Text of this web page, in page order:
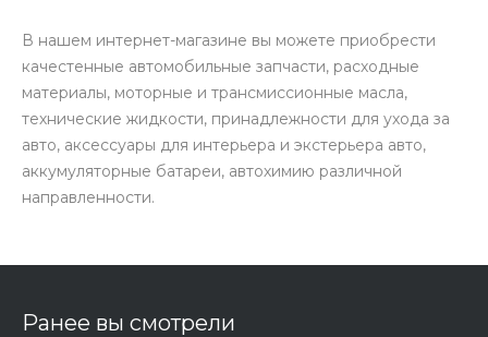
В нашем интернет-магазине вы можете приобрести
качестенные автомобильные запчасти, расходные
материалы, моторные и трансмиссионные масла,
технические жидкости, принадлежности для ухода за
авто, аксессуары для интерьера и экстерьера авто,
аккумуляторные батареи, автохимию различной
направленности.
Ранее вы смотрели